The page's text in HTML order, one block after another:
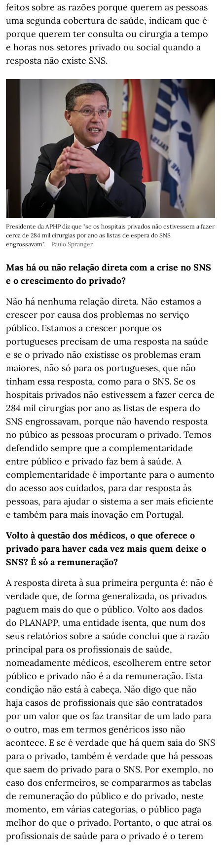
feitos sobre as razões porque querem as pessoas
uma segunda cobertura de saúde, indicam que é
porque querem ter consulta ou cirurgia a tempo
e horas nos setores privado ou social quando a
resposta não existe SNS.
Presidente da APHP diz que "se os hospitais privados não estivessem a fazer
cerca de 284 mil cirurgias por ano as listas de espera do SNS
engrossavam".
Paulo Spranger
Mas há ou não relação direta com a crise no SNS
e o crescimento do privado?
Não há nenhuma relação direta. Não estamos a
crescer por causa dos problemas no serviço
público. Estamos a crescer porque os
portugueses precisam de uma resposta na saúde
e se o privado não existisse os problemas eram
maiores, não só para os portugueses, que não
tinham essa resposta, como para o SNS. Se os
hospitais privados não estivessem a fazer cerca de
284 mil cirurgias por ano as listas de espera do
SNS engrossavam, porque não havendo resposta
no púbico as pessoas procuram o privado. Temos
defendido sempre que a complementaridade
entre público e privado faz bem à saúde. A
complementaridade é importante para o aumento
do acesso aos cuidados, para dar resposta às
pessoas, para ajudar o sistema a ser mais eficiente
e também para mais inovação em Portugal.
Volto à questão dos médicos, o que oferece o
privado para haver cada vez mais quem deixe o
SNS? É só a remuneração?
A resposta direta à sua primeira pergunta é: não é
verdade que, de forma generalizada, os privados
paguem mais do que o público. Volto aos dados
do PLANAPP, uma entidade isenta, que num dos
seus relatórios sobre a saúde conclui que a razão
principal para os profissionais de saúde,
nomeadamente médicos, escolherem entre setor
público e privado não é a da remuneração. Esta
condição não está à cabeça. Não digo que não
haja casos de profissionais que são contratados
por um valor que os faz transitar de um lado para
o outro, mas em termos genéricos isso não
acontece. E se é verdade que há quem saia do SNS
para o privado, também é verdade que há pessoas
que saem do privado para o SNS. Por exemplo, no
caso dos enfermeiros, se compararmos as tabelas
de remuneração do público e do privado, neste
momento, em várias categorias, o público paga
melhor do que o privado. Portanto, o que atrai os
profissionais de saúde para o privado é o terem